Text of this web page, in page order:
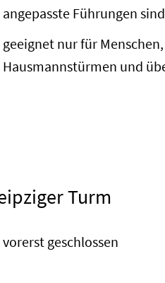
angepasste Führungen
geeignet nur für
Hausmannstürmen und
Turm
vorerst geschlossen